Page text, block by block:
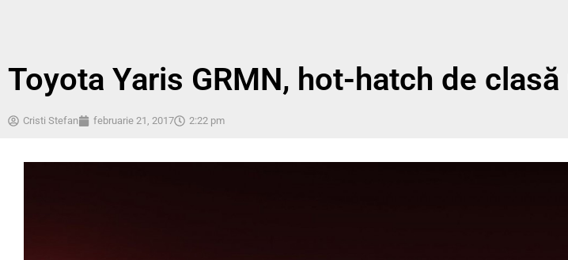
Toyota Yaris GRMN, hot-hatch de
Cristi Stefan februarie 21, 2017 2:22 pm